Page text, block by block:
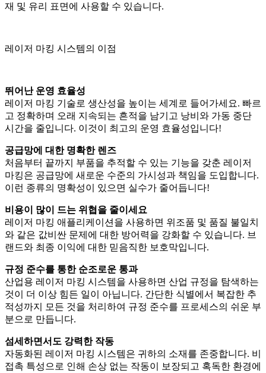
재 및 유리 표면에 사용할 수 있습니다.
레이저 마킹 시스템의 이점
뛰어난 운영 효율성
레이저 마킹 기술로 생산성을 높이는 세계로 들어가세요. 빠르
고 정확하며 오래 지속되는 흔적을 남기고 낭비와 가동 중단
시간을 줄입니다. 이것이 최고의 운영 효율성입니다!
공급망에 대한 명확한 렌즈
처음부터 끝까지 부품을 추적할 수 있는 기능을 갖춘 레이저
마킹은 공급망에 새로운 수준의 가시성과 책임을 도입합니다.
이런 종류의 명확성이 있으면 실수가 줄어듭니다!
비용이 많이 드는 위협을 줄이세요
레이저 마킹 애플리케이션을 사용하면 위조품 및 품질 불일치
와 같은 값비싼 문제에 대한 방어력을 강화할 수 있습니다. 브
랜드와 최종 이익에 대한 믿음직한 보호막입니다.
규정 준수를 통한 순조로운 통과
산업용 레이저 마킹 시스템을 사용하면 산업 규정을 탐색하는
것이 더 이상 힘든 일이 아닙니다. 간단한 식별에서 복잡한 추
적성까지 모든 것을 처리하여 규정 준수를 프로세스의 쉬운 부
분으로 만듭니다.
섬세하면서도 강력한 작동
자동화된 레이저 마킹 시스템은 귀하의 소재를 존중합니다. 비
접촉 특성으로 인해 손상 없는 작동이 보장되고 혹독한 환경에